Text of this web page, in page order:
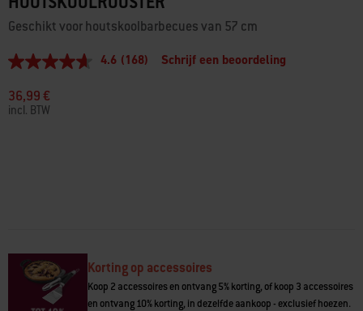
Geschikt voor houtskoolbarbecues van 57 cm
4.6
5
sterren,
gemiddelde
4.6 (168) Schrijf een beoordeling
36,99 €
incl. BTW
Korting op accessoires
Koop 2 accessoires en ontvang 5% korting, of koop 3 accessoires
en ontvang 10% korting, in dezelfde aankoop - exclusief hoezen.